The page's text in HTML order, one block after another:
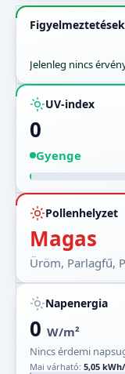
Figyelmeztetések
Jelenleg nincs
UV-index
0
Gyenge
Pollenhelyzet
Magas
Üröm, Parlagfű,
Napenergia
0 W/m²
Nincs érdemi
Mai várható: 5,05